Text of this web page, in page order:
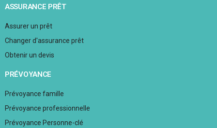
ASSURANCE PRÊT
Assurer un prêt
Changer d'assurance prêt
Obtenir un devis
PRÉVOYANCE
Prévoyance famille
Prévoyance professionnelle
Prévoyance Personne-clé